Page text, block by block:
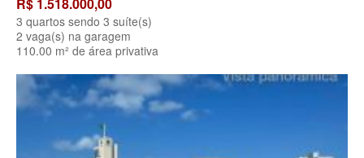
3 quartos sendo 3 suíte(s)
2 vaga(s) na garagem
110.00 m² de área privativa